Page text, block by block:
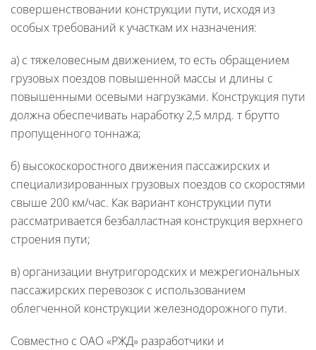
совершенствовании конструкции пути, исходя из
особых требований к участкам их назначения:
а) с тяжеловесным движением, то есть обращением
грузовых поездов повышенной массы и длины с
повышенными осевыми нагрузками. Конструкция пути
должна обеспечивать наработку 2,5 млрд. т брутто
пропущенного тоннажа;
б) высокоскоростного движения пассажирских и
специализированных грузовых поездов со скоростями
свыше 200 км/час. Как вариант конструкции пути
рассматривается безбалластная конструкция верхнего
строения пути;
в) организации внутригородских и межрегиональных
пассажирских перевозок с использованием
облегченной конструкции железнодорожного пути.
Совместно с ОАО «РЖД» разработчики и